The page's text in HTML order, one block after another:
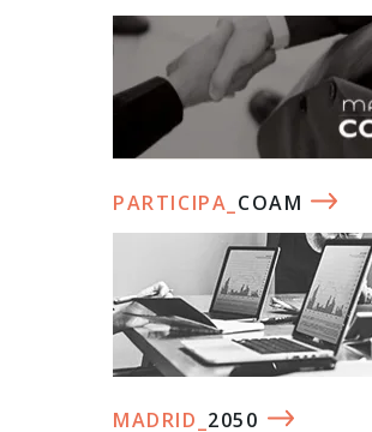
PARTICIPA_ COAM
MADRID_ 2050